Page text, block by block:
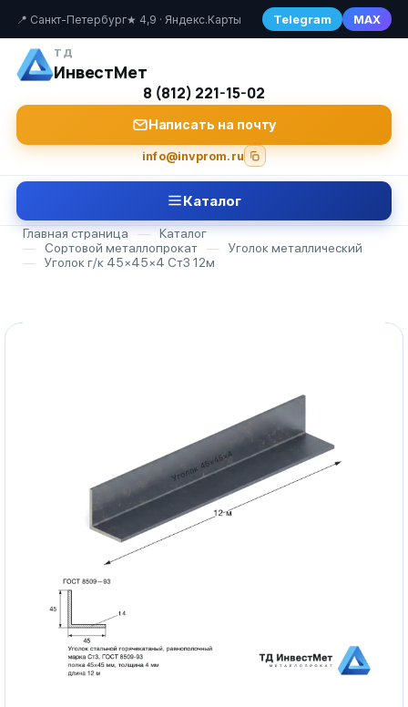
📍 Санкт-Петербург★ 4,9 · Яндекс.Карты Telegram MAX
ТД
ИнвестМет
8 (812) 221-15-02
Написать на почту
info@invprom.ru
Каталог
Главная страница —
Каталог
—
Сортовой металлопрокат —
Уголок металлический
—
Уголок г/к 45×45×4 Ст3 12м